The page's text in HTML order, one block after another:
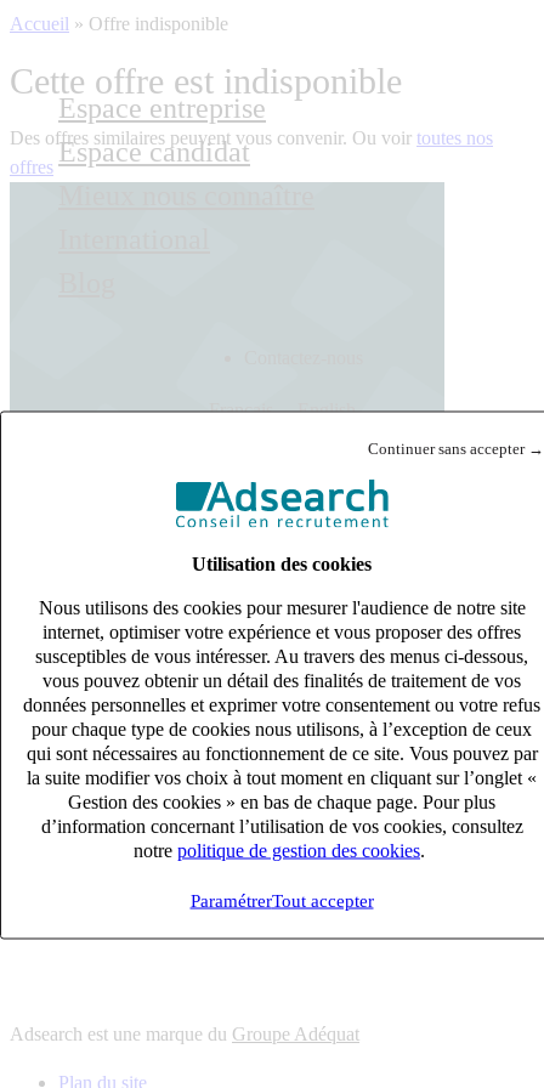
Continuer sans accepter →
Utilisation des cookies
Nous utilisons des cookies pour mesurer l'audience de notre site
internet, optimiser votre expérience et vous proposer des offres
susceptibles de vous intéresser. Au travers des menus ci-dessous,
vous pouvez obtenir un détail des finalités de traitement de vos
données personnelles et exprimer votre consentement ou votre refus
pour chaque type de cookies nous utilisons, à l’exception de ceux
qui sont nécessaires au fonctionnement de ce site. Vous pouvez par
la suite modifier vos choix à tout moment en cliquant sur l’onglet «
Gestion des cookies » en bas de chaque page. Pour plus
d’information concernant l’utilisation de vos cookies, consultez
notre politique de gestion des cookies
ParamétrerTout accepter
Espace entreprise
Espace candidat
Français English
Accueil » Offre indisponible
Cette offre est indisponible
Des offres similaires peuvent vous convenir. Ou voir toutes nos
offres
s'adapter à vos besoin en recrutement
10 univers
connaître votre secteur et ses enjeux
12 bureaux en France
proximité avec nos clients et nos talents
6 solutions
s'adapter à vos besoin en recrutement
10 univers
connaître votre secteur et ses enjeux
proximité avec nos clients et nos talents
Adsearch est une marque du Groupe Adéquat
Plan du site